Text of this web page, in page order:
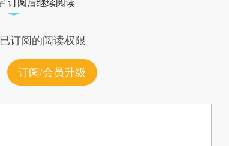
订阅后继续阅读
订阅的阅读权限
订阅/会员升级